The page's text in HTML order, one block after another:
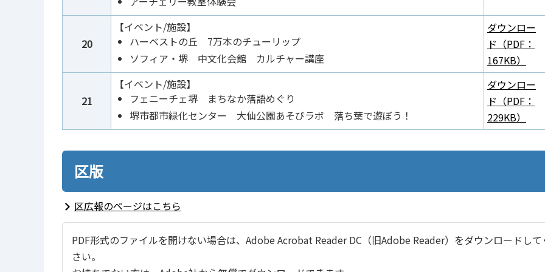
20
【イベント/施設】
ハーベストの丘 7万本のチューリップ
ソフィア・堺 中文化会館 カルチャー講座
ダウンロー
ド（PDF：
167KB）
21
【イベント/施設】
フェニーチェ堺 まちなか落語めぐり
堺市都市緑化センター 大仙公園あそびラボ 落ち葉で遊ぼう！
ダウンロー
ド（PDF：
229KB）
区版
区広報のページはこちら
PDF形式のファイルを開けない場合は、Adobe Acrobat Reader DC（旧Adobe Reader）をダウンロードして
さい。